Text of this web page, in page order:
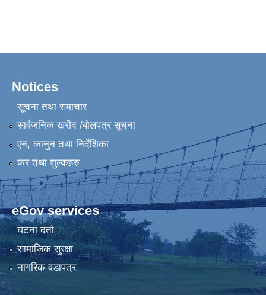
Notices
सूचना तथा समाचार
सार्वजनिक खरीद /बोलपत्र सूचना
एन, कानुन तथा निर्देशिका
कर तथा शुल्कहरु
eGov services
घटना दर्ता
सामाजिक सुरक्षा
नागरिक वडापत्र